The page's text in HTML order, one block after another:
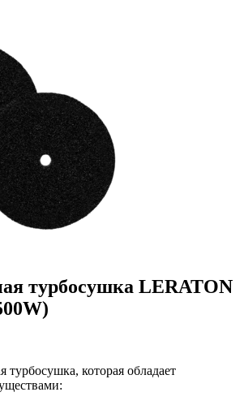
турбосушка LERATON
турбосушка, которая обладает